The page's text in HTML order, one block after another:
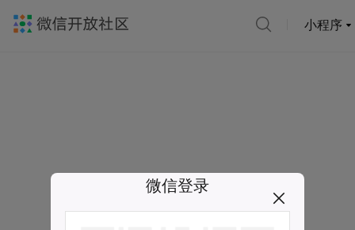
小程序
微信登录